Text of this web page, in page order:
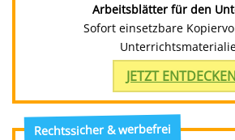
Arbeitsblätter für den
Sofort einsetzbare
JETZT
Rechtssicher & werbefrei